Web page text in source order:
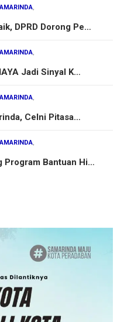
,
DPRD Dorong Pe…
,
Jadi Sinyal K…
,
Celni Pitasa…
,
Program Bantuan Hi…